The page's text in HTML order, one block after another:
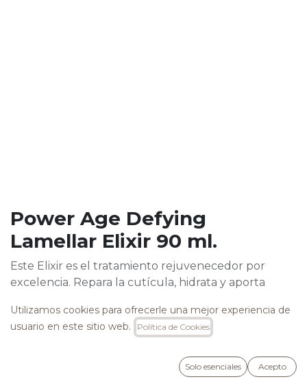
Power Age Defying
Lamellar Elixir 90 ml.
Este Elixir es el tratamiento rejuvenecedor por
excelencia. Repara la cutícula, hidrata y aporta
Queratina, la Plukenetia Volubilis, los Probióticos y la
Proteína de Soja.
Utilizamos cookies para ofrecerle una mejor experiencia de
usuario en este sitio web.
Política de Cookies
Solo esenciales Acepto